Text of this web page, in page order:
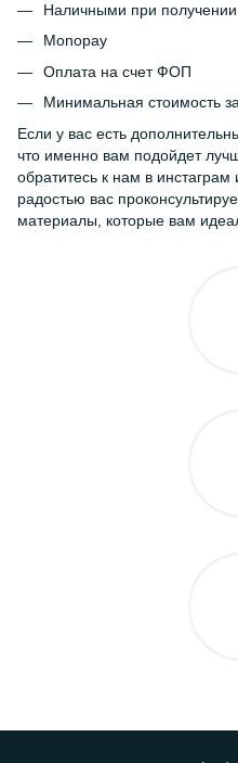
Наличными при получении
Monopay
Оплата на счет ФОП
Минимальная стоимость
Если у вас есть
что именно вам подойдет
обратитесь к нам в
радостью вас
материалы, которые вам